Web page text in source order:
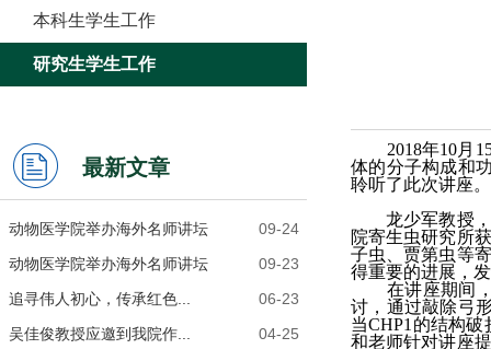
本科生学生工作
研究生学生工作
最新文章
09-24
动物医学院举办海外名师讲坛
09-23
动物医学院举办海外名师讲坛
06-23
追寻伟人初心，传承红色...
04-25
吴佳俊教授应邀到我院作...
2018年10月
体的分子构成和
聆听了此次讲座。
龙少军教授
院寄生虫研究所
子虫、贾第虫等
得重要的进展，
在讲座期间
讨，通过敲除弓
当CHP1 的结构破
和老师针对讲座